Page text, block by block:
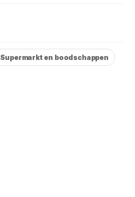
Supermarkt en boodschappen